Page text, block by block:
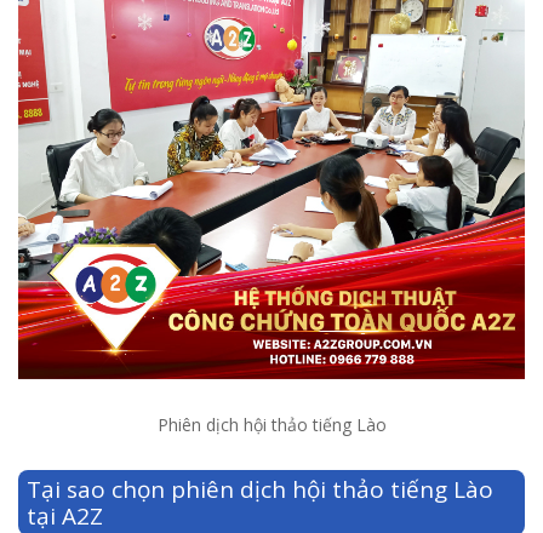
Phiên dịch hội thảo tiếng Lào
Tại sao chọn phiên dịch hội thảo tiếng Lào
tại A2Z